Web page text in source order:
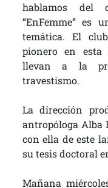
hablamos del
“EnFemme” es
temática. El
pionero en esta
llevan a la
travestismo.
La dirección
antropóloga Alba
con ella de este
su tesis doctoral
Mañana